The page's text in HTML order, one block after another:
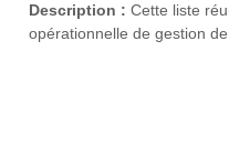
Description : Cette liste
opérationnelle de gestion de